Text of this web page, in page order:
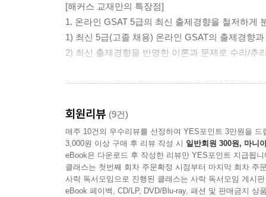
실전모의고사 1회
Ⅱ 추리
Ⅲ 지각
실전모의고사 2회
Ⅰ 수리
[해커스 교재만의 특장점]
1. 온라인 GSAT 5급의 최신 출제경향을 철저하게
1) 최신 5급(고졸 채용) 온라인 GSAT의 출제경향
2) 최신 출제경향을 반영한 이론과 문제로 수리/추
2. 체계적인 3단계 학습 시스템으로 GSAT 5급의
① 영역별 GSAT 최신기출변형문제를 통해 최신
② GSAT 각 영역별 출제 유형과 출제 비중, 신유
있습니다.
③ GSAT 각 유형별 ‘문제 유형의 특징/세부 출제
있습니다.
④ 유형별 예제에 확인 문제까지 함께 제시되어 체
회원리뷰 (9건)
매주 10건의 우수리뷰를 선정하여 YES포인트 3만원을 드
3,000원 이상 구매 후 리뷰 작성 시 일반회원 300원, 마니
eBook은 다운로드 후 작성한 리뷰만 YES포인트 지급됩니
클래스는 첫번째 회차 주문확정 시점부터 마지막 회차 주
사락 독서모임으로 진행된 클래스는 사락 독서모임 게시
eBook 페이백, CD/LP, DVD/Blu-ray, 패션 및 판매금지 상